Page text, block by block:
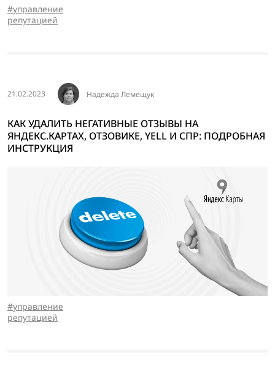
управление
репутацией
21.02.2023 Надежда Лемещук
КАК УДАЛИТЬ НЕГАТИВНЫЕ ОТЗЫВЫ НА
ЯНДЕКС.КАРТАХ, ОТЗОВИКЕ, YELL И СПР: ПОДРОБНАЯ
ИНСТРУКЦИЯ
управление
репутацией